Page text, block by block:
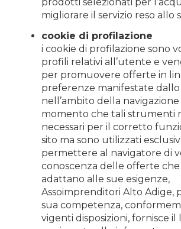
migliorare il servizio reso allo
cookie di profilazione
i cookie di profilazione sono
profili relativi all’utente e
per promuovere offerte in
preferenze manifestate dallo
nell’ambito della navigazione
momento che tali strumenti
necessari per il corretto
sito ma sono utilizzati
permettere al navigatore di
conoscenza delle offerte che
adattano alle sue esigenze,
Assoimprenditori Alto Adige,
sua competenza,
vigenti disposizioni, fornisce il